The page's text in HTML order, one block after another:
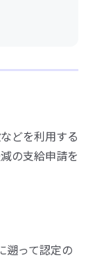
どを利用する
の支給申請を
遡って認定の